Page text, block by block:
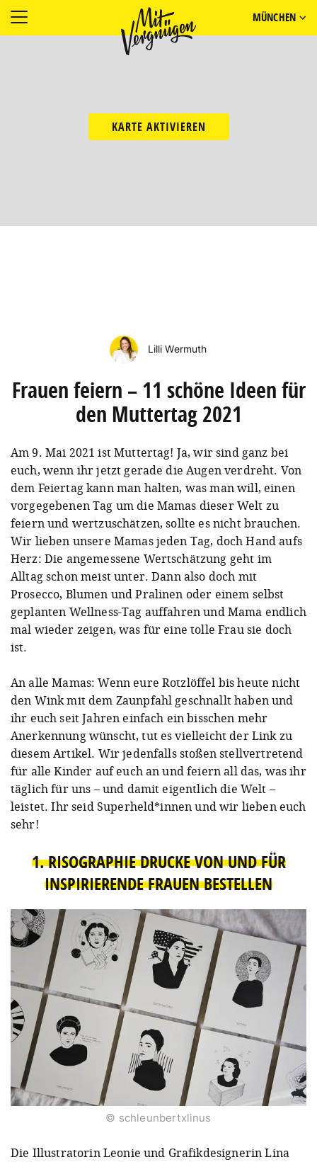
MÜNCHEN
KARTE AKTIVIEREN
Lilli Wermuth
Frauen feiern – 11 schöne Ideen für
den Muttertag 2021
Am 9. Mai 2021 ist Muttertag! Ja, wir sind ganz bei
euch, wenn ihr jetzt gerade die Augen verdreht. Von
dem Feiertag kann man halten, was man will, einen
vorgegebenen Tag um die Mamas dieser Welt zu
feiern und wertzuschätzen, sollte es nicht brauchen.
Wir lieben unsere Mamas jeden Tag, doch Hand aufs
Herz: Die angemessene Wertschätzung geht im
Alltag schon meist unter. Dann also doch mit
Prosecco, Blumen und Pralinen oder einem selbst
geplanten Wellness-Tag auffahren und Mama endlich
mal wieder zeigen, was für eine tolle Frau sie doch
ist.
An alle Mamas: Wenn eure Rotzlöffel bis heute nicht
den Wink mit dem Zaunpfahl geschnallt haben und
ihr euch seit Jahren einfach ein bisschen mehr
Anerkennung wünscht, tut es vielleicht der Link zu
diesem Artikel. Wir jedenfalls stoßen stellvertretend
für alle Kinder auf euch an und feiern all das, was ihr
täglich für uns – und damit eigentlich die Welt –
leistet. Ihr seid Superheld*innen und wir lieben euch
sehr!
1. RISOGRAPHIE DRUCKE VON UND FÜR
INSPIRIERENDE FRAUEN BESTELLEN
© schleunbertxlinus
Die Illustratorin Leonie und Grafikdesignerin Lina